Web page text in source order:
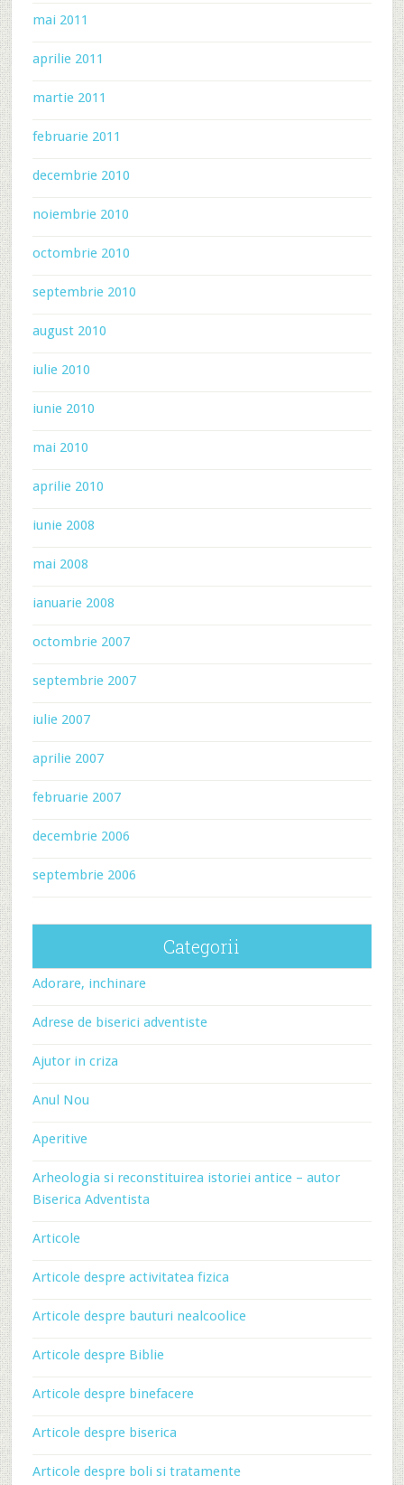
mai 2011
aprilie 2011
martie 2011
februarie 2011
decembrie 2010
noiembrie 2010
octombrie 2010
septembrie 2010
august 2010
iulie 2010
iunie 2010
mai 2010
aprilie 2010
iunie 2008
mai 2008
ianuarie 2008
octombrie 2007
septembrie 2007
iulie 2007
aprilie 2007
februarie 2007
decembrie 2006
septembrie 2006
Categorii
Adorare, inchinare
Adrese de biserici adventiste
Ajutor in criza
Anul Nou
Aperitive
Arheologia si reconstituirea istoriei antice – autor
Biserica Adventista
Articole
Articole despre activitatea fizica
Articole despre bauturi nealcoolice
Articole despre Biblie
Articole despre binefacere
Articole despre biserica
Articole despre boli si tratamente